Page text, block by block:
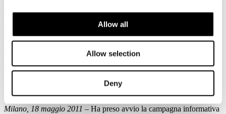
Allow all
Allow selection
Deny
CAMPI DA CALCIO OGNI ANNO:
ARRIVA LA CAMPAGNA
ISTITUZIONALE TWOSIDES - IL
LATO VERDE DELLA CARTA
Milano, 18 maggio 2011 – Ha preso avvio la campagna informativa